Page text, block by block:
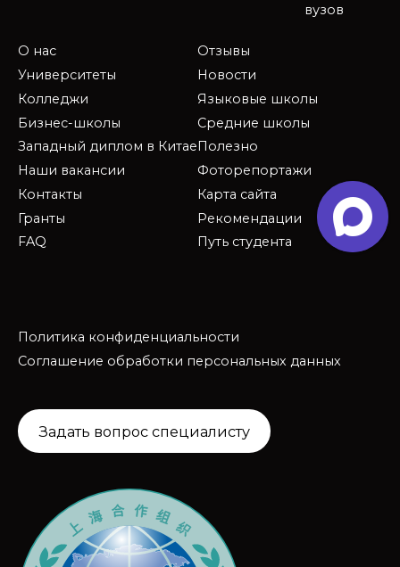
вузов
О нас
Университеты
Колледжи
Бизнес-школы
Западный диплом в Китае
Наши вакансии
Контакты
Гранты
FAQ
Отзывы
Новости
Языковые школы
Средние школы
Полезно
Фоторепортажи
Карта сайта
Рекомендации
Путь студента
Политика конфиденциальности
Соглашение обработки персональных данных
Задать вопрос специалисту